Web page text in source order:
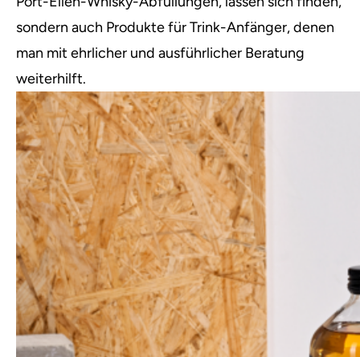
sondern auch Produkte für Trink-Anfänger, denen
man mit ehrlicher und ausführlicher Beratung
weiterhilft.